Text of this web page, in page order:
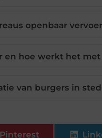
openbaar
en hoe werkt het met
van burgers in
Pinterest